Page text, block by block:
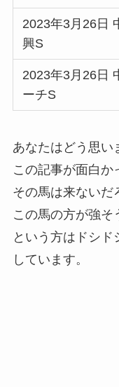
2023年3月26日
興S
2023年3月26日
ーチS
あなたはどう思い
この記事が面白か
その馬は来ないだ
この馬の方が強そ
という方はドシド
しています。